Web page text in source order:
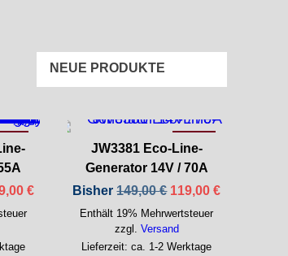
€
€Aktueller
-21%
JW3381 Eco-Line-
Generator 14V / 70A
Bisher 149,00€ Ursprünglicher
war:
149,00 €
119,00€Aktueller
Enthält 19% Mehrwertsteuer
zzgl. Versand
Lieferzeit: ca. 1-2 Werktage